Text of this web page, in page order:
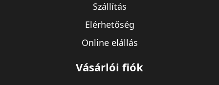
Szállítás
Elérhetőség
Online elállás
Vásárlói fiók